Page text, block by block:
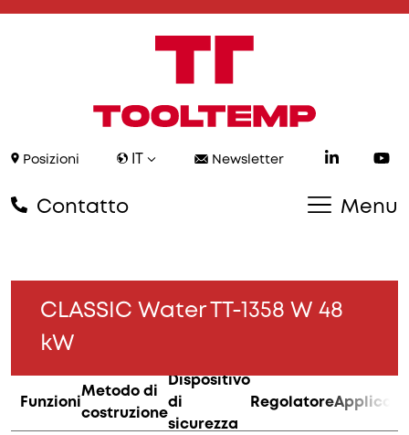
Posizioni IT Newsletter
Contatto Menu
CLASSIC Water TT-1358 W 48
kW
Funzioni
Metodo di
costruzione
Dispositivo
di
sicurezza
Regolatore